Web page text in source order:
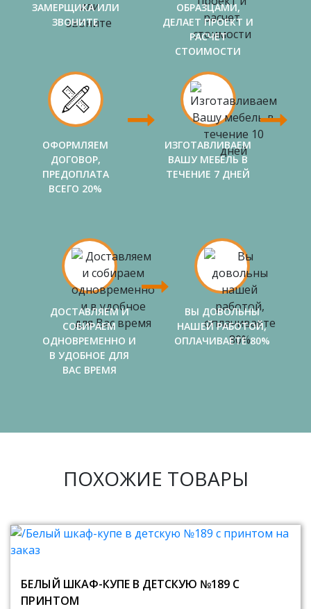
ЗАМЕРЩИКА ИЛИ
ЗВОНИТЕ
ОБРАЗЦАМИ,
ДЕЛАЕТ ПРОЕКТ И
РАСЧЕТ
СТОИМОСТИ
ОФОРМЛЯЕМ
ДОГОВОР,
ПРЕДОПЛАТА
ВСЕГО 20%
ИЗГОТАВЛИВАЕМ
ВАШУ МЕБЕЛЬ В
ТЕЧЕНИЕ 7 ДНЕЙ
ДОСТАВЛЯЕМ И
СОБИРАЕМ
ОДНОВРЕМЕННО И
В УДОБНОЕ ДЛЯ
ВАС ВРЕМЯ
ВЫ ДОВОЛЬНЫ
НАШЕЙ РАБОТОЙ,
ОПЛАЧИВАЕТЕ 80%
ПОХОЖИЕ ТОВАРЫ
БЕЛЫЙ ШКАФ-КУПЕ В ДЕТСКУЮ №189 С
ПРИНТОМ